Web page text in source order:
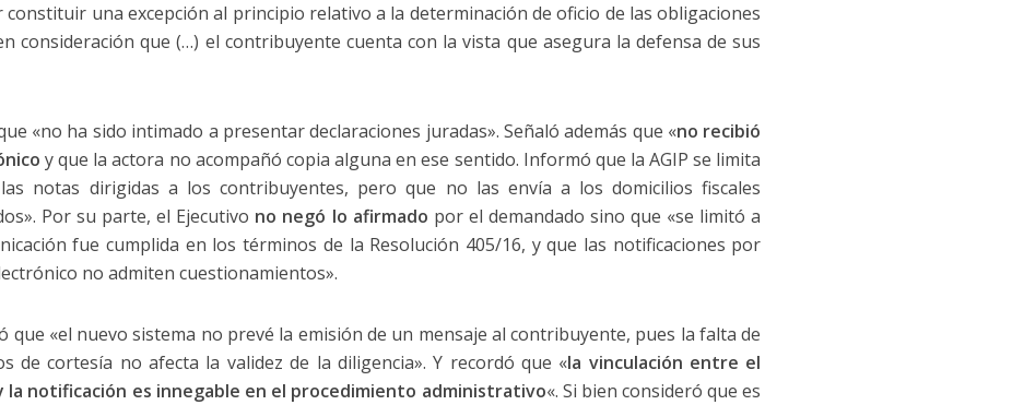
constituir una excepción al principio relativo a la determinación de oficio de las obligaciones
consideración que (…) el contribuyente cuenta con la vista que asegura la defensa de sus
«no ha sido intimado a presentar declaraciones juradas». Señaló además que «no recibió
y que la actora no acompañó copia alguna en ese sentido. Informó que la AGIP se limita
notas dirigidas a los contribuyentes, pero que no las envía a los domicilios fiscales
Por su parte, el Ejecutivo no negó lo afirmado por el demandado sino que «se limitó a
fue cumplida en los términos de la Resolución 405/16, y que las notificaciones por
no admiten cuestionamientos».
que «el nuevo sistema no prevé la emisión de un mensaje al contribuyente, pues la falta de
de cortesía no afecta la validez de la diligencia». Y recordó que «la vinculación entre el
la notificación es innegable en el procedimiento administrativo«. Si bien consideró que es